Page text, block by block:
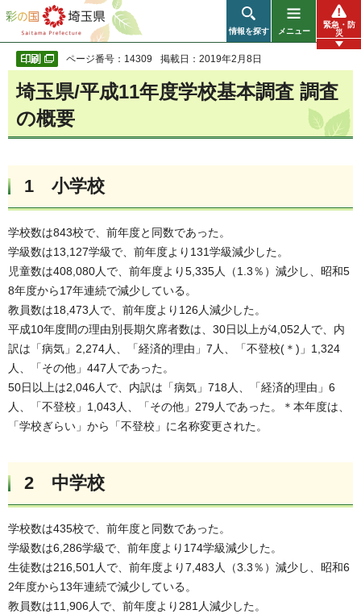
彩の国 埼玉県
情報を探す メニュー
緊急・防
災
ページ番号：14309 掲載日：2019年2月8日
埼玉県/平成11年度学校基本調査 調査
の概要
1 小学校
学校数は843校で、前年度と同数であった。
学級数は13,127学級で、前年度より131学級減少した。
児童数は408,080人で、前年度より5,335人（1.3％）減少し、昭和5
8年度から17年連続で減少している。
教員数は18,473人で、前年度より126人減少した。
平成10年度間の理由別長期欠席者数は、30日以上が4,052人で、内
訳は「病気」2,274人、「経済的理由」7人、「不登校(＊)」1,324
人、「その他」447人であった。
50日以上は2,046人で、内訳は「病気」718人、「経済的理由」6
人、「不登校」1,043人、「その他」279人であった。＊本年度は、
「学校ぎらい」から「不登校」に名称変更された。
2 中学校
学校数は435校で、前年度と同数であった。
学級数は6,286学級で、前年度より174学級減少した。
生徒数は216,501人で、前年度より7,483人（3.3％）減少し、昭和6
2年度から13年連続で減少している。
教員数は11,906人で、前年度より281人減少した。